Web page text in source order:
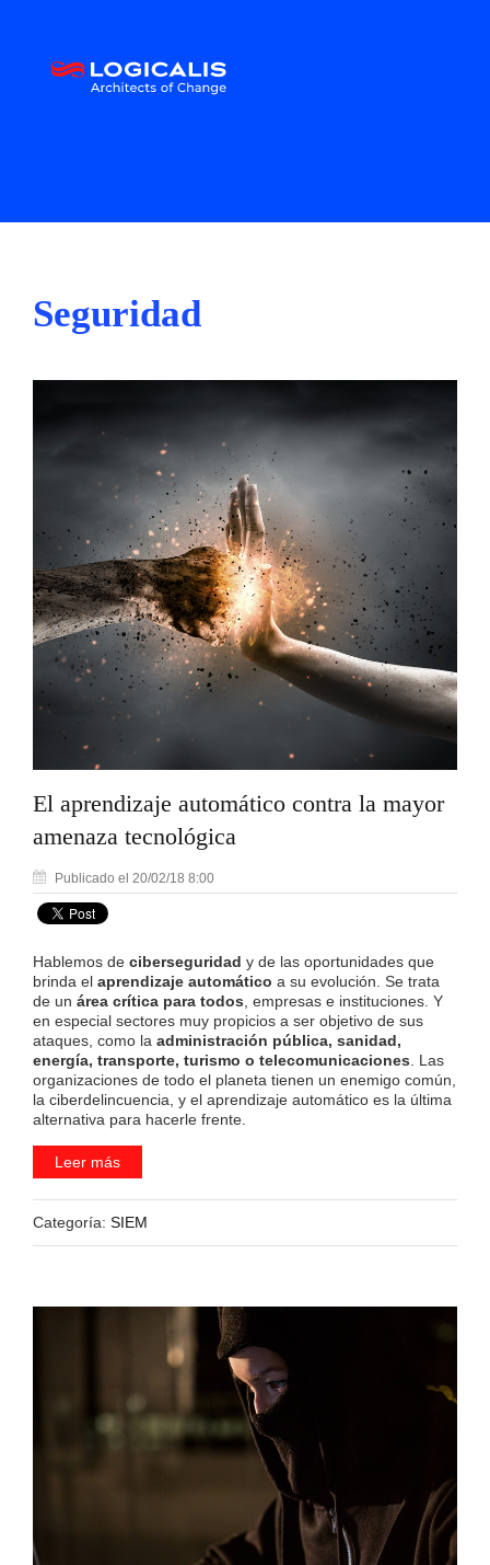
Seguridad
El aprendizaje automático contra la mayor
amenaza tecnológica
Publicado el 20/02/18 8:00
Hablemos de ciberseguridad y de las oportunidades que
brinda el aprendizaje automático a su evolución. Se trata
de un área crítica para todos , empresas e instituciones. Y
en especial sectores muy propicios a ser objetivo de sus
ataques, como la administración pública, sanidad,
energía, transporte, turismo o telecomunicaciones . Las
organizaciones de todo el planeta tienen un enemigo común,
la ciberdelincuencia, y el aprendizaje automático es la última
alternativa para hacerle frente.
Leer más
Categoría: SIEM